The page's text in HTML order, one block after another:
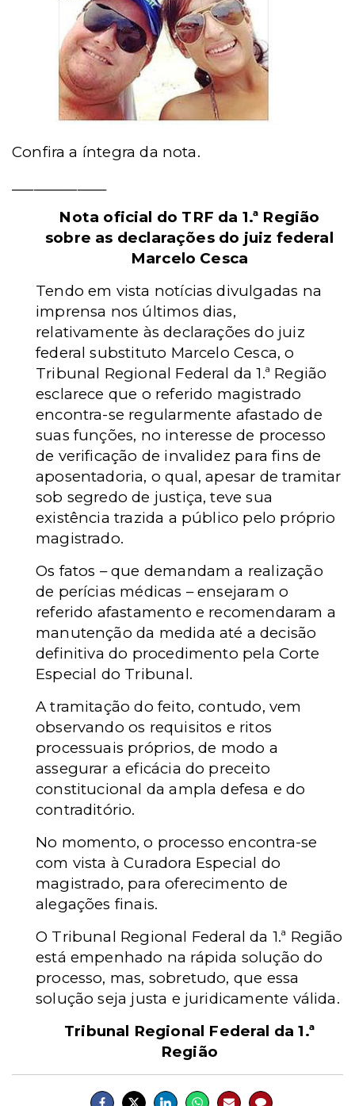
Confira a íntegra da nota.
Nota oficial do TRF da 1.ª Região
sobre as declarações do juiz federal
Marcelo Cesca
Tendo em vista notícias divulgadas na
imprensa nos últimos dias,
relativamente às declarações do juiz
federal substituto Marcelo Cesca, o
Tribunal Regional Federal da 1.ª Região
esclarece que o referido magistrado
encontra-se regularmente afastado de
suas funções, no interesse de processo
de verificação de invalidez para fins de
aposentadoria, o qual, apesar de tramitar
sob segredo de justiça, teve sua
existência trazida a público pelo próprio
magistrado.
Os fatos – que demandam a realização
de perícias médicas – ensejaram o
referido afastamento e recomendaram a
manutenção da medida até a decisão
definitiva do procedimento pela Corte
Especial do Tribunal.
A tramitação do feito, contudo, vem
observando os requisitos e ritos
processuais próprios, de modo a
assegurar a eficácia do preceito
constitucional da ampla defesa e do
contraditório.
No momento, o processo encontra-se
com vista à Curadora Especial do
magistrado, para oferecimento de
alegações finais.
O Tribunal Regional Federal da 1.ª Região
está empenhado na rápida solução do
processo, mas, sobretudo, que essa
solução seja justa e juridicamente válida.
Tribunal Regional Federal da 1.ª
Região